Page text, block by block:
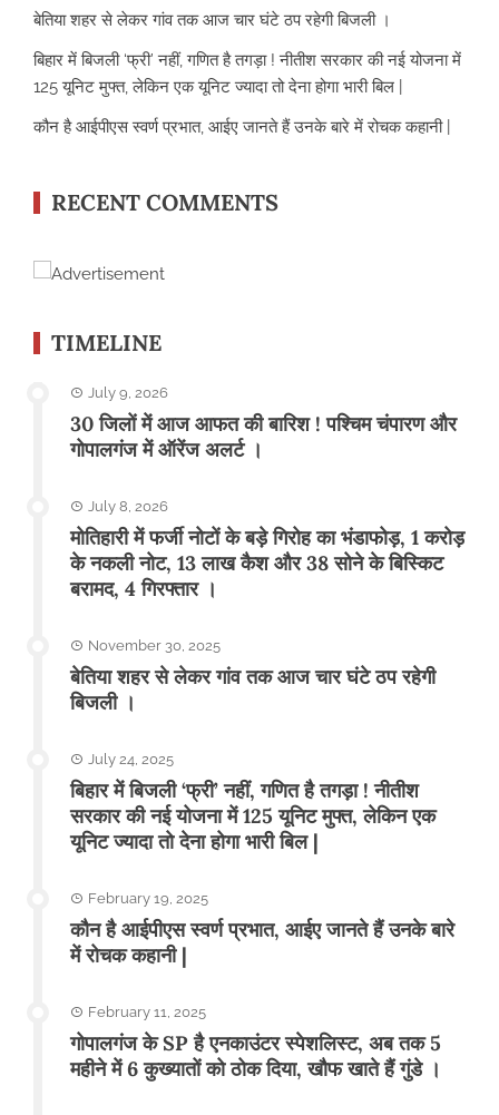
बेतिया शहर से लेकर गांव तक आज चार घंटे ठप रहेगी बिजली ।
बिहार में बिजली ‘फ्री’ नहीं, गणित है तगड़ा ! नीतीश सरकार की नई योजना में
125 यूनिट मुफ्त, लेकिन एक यूनिट ज्यादा तो देना होगा भारी बिल |
कौन है आईपीएस स्वर्ण प्रभात, आईए जानते हैं उनके बारे में रोचक कहानी |
RECENT COMMENTS
TIMELINE
July 9, 2026
30 जिलों में आज आफत की बारिश ! पश्चिम चंपारण और
गोपालगंज में ऑरेंज अलर्ट ।
July 8, 2026
मोतिहारी में फर्जी नोटों के बड़े गिरोह का भंडाफोड़, 1 करोड़
के नकली नोट, 13 लाख कैश और 38 सोने के बिस्किट
बरामद, 4 गिरफ्तार ।
November 30, 2025
बेतिया शहर से लेकर गांव तक आज चार घंटे ठप रहेगी
बिजली ।
July 24, 2025
बिहार में बिजली ‘फ्री’ नहीं, गणित है तगड़ा ! नीतीश
सरकार की नई योजना में 125 यूनिट मुफ्त, लेकिन एक
यूनिट ज्यादा तो देना होगा भारी बिल |
February 19, 2025
कौन है आईपीएस स्वर्ण प्रभात, आईए जानते हैं उनके बारे
में रोचक कहानी |
February 11, 2025
गोपालगंज के SP है एनकाउंटर स्पेशलिस्ट, अब तक 5
महीने में 6 कुख्यातों को ठोक दिया, खौफ खाते हैं गुंडे ।